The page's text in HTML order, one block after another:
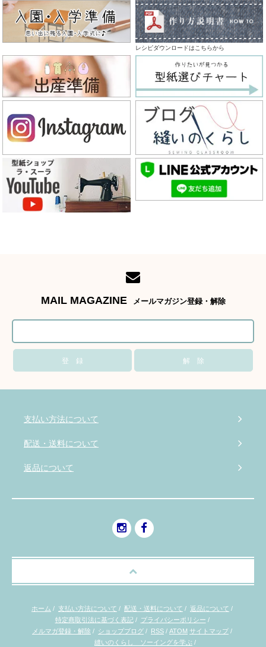
レシピダウンロードはこちらから
MAIL MAGAZINE メールマガジン登録・解除
支払い方法について
配送・送料について
返品について
ホーム / 支払い方法について / 配送・送料について / 返品について /
特定商取引法に基づく表記 / プライバシーポリシー /
メルマガ登録・解除 / ショップブログ / RSS / ATOM サイトマップ /
縫いのくらし ソーイングを学ぶ /